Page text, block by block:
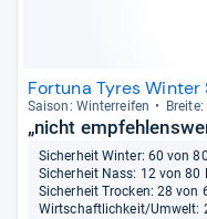
Fortuna Tyres Winter
Sai­son: Win­ter­rei­fen
„nicht
Sicherheit Winter: 60 von
Sicherheit Nass: 12 von 80
Sicherheit Trocken: 28 von
Wirtschaftlichkeit/Umwelt: